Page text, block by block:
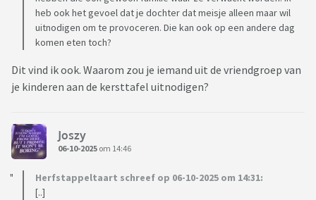
heb ook het gevoel dat je dochter dat meisje alleen maar wil
uitnodigen om te provoceren. Die kan ook op een andere dag
komen eten toch?
Dit vind ik ook. Waarom zou je iemand uit de vriendgroep van
je kinderen aan de kersttafel uitnodigen?
Joszy
06-10-2025 om 14:46
Herfstappeltaart schreef op 06-10-2025 om 14:31:
[..]